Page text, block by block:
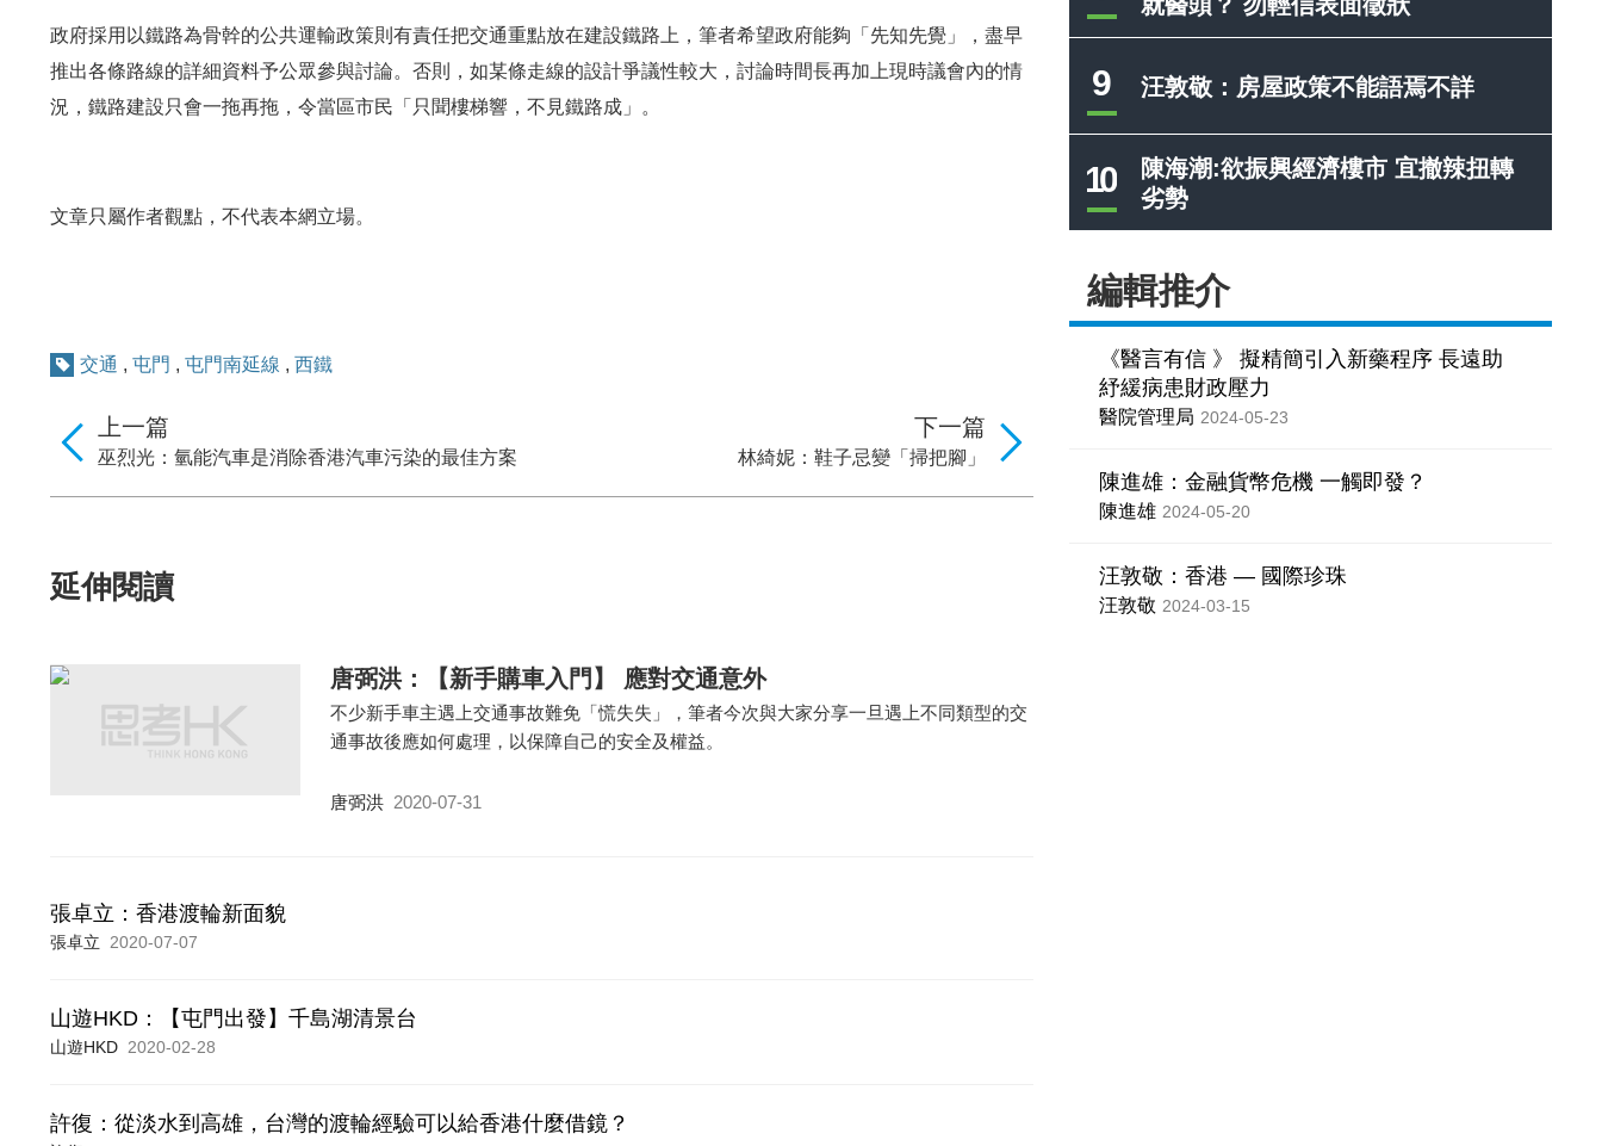
9 汪敦敬：房屋政策不能語焉不詳
10
陳海潮:欲振興經濟樓市 宜撤辣扭轉
劣勢
編輯推介
《醫言有信 》 擬精簡引入新藥程序 長遠助
紓緩病患財政壓力
醫院管理局 2024-05-23
陳進雄：金融貨幣危機 一觸即發？
陳進雄 2024-05-20
汪敦敬：香港 — 國際珍珠
汪敦敬 2024-03-15
政府採用以鐵路為骨幹的公共運輸政策則有責任把交通重點放在建設鐵路上，筆者希望政府能夠「先知先覺」，盡早
推出各條路線的詳細資料予公眾參與討論。否則，如某條走線的設計爭議性較大，討論時間長再加上現時議會內的情
況，鐵路建設只會一拖再拖，令當區市民「只聞樓梯響，不見鐵路成」。
文章只屬作者觀點，不代表本網立場。
交通 , 屯門 , 屯門南延線 , 西鐵
下一篇
林綺妮：鞋子忌變「掃把腳」
上一篇
巫烈光：氫能汽車是消除香港汽車污染的最佳方案
延伸閱讀
唐弼洪：【新手購車入門】 應對交通意外
不少新手車主遇上交通事故難免「慌失失」，筆者今次與大家分享一旦遇上不同類型的交
通事故後應如何處理，以保障自己的安全及權益。
唐弼洪 2020-07-31
張卓立：香港渡輪新面貌
張卓立 2020-07-07
山遊HKD：【屯門出發】千島湖清景台
山遊HKD 2020-02-28
許復：從淡水到高雄，台灣的渡輪經驗可以給香港什麼借鏡？